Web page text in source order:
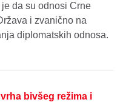
da su odnosi Crne
i zvanično na
diplomatskih odnosa.
bivšeg režima i